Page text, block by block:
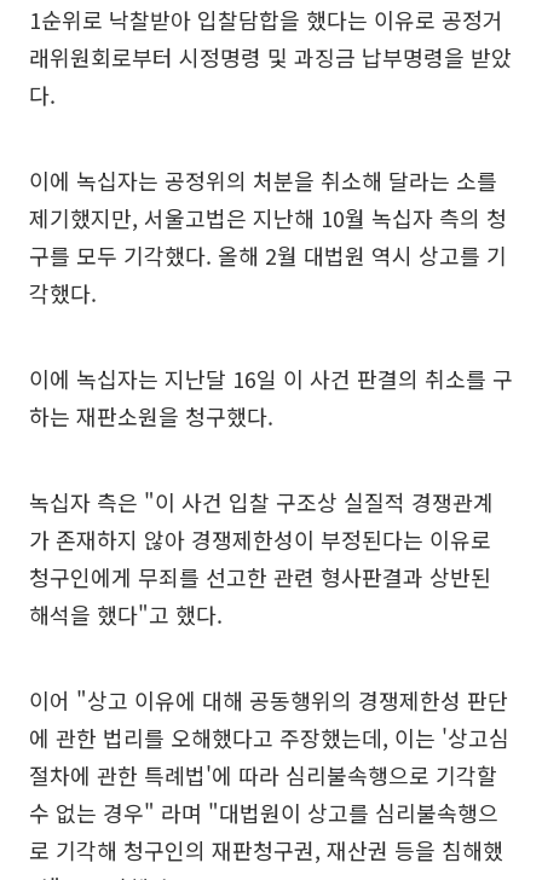
1순위로 낙찰받아 입찰담합을 했다는 이유로 공정거
래위원회로부터 시정명령 및 과징금 납부명령을 받았
다.
이에 녹십자는 공정위의 처분을 취소해 달라는 소를
제기했지만, 서울고법은 지난해 10월 녹십자 측의 청
구를 모두 기각했다. 올해 2월 대법원 역시 상고를 기
각했다.
이에 녹십자는 지난달 16일 이 사건 판결의 취소를 구
하는 재판소원을 청구했다.
녹십자 측은 "이 사건 입찰 구조상 실질적 경쟁관계
가 존재하지 않아 경쟁제한성이 부정된다는 이유로
청구인에게 무죄를 선고한 관련 형사판결과 상반된
해석을 했다"고 했다.
이어 "상고 이유에 대해 공동행위의 경쟁제한성 판단
에 관한 법리를 오해했다고 주장했는데, 이는 '상고심
절차에 관한 특례법'에 따라 심리불속행으로 기각할
수 없는 경우" 라며 "대법원이 상고를 심리불속행으
로 기각해 청구인의 재판청구권, 재산권 등을 침해했